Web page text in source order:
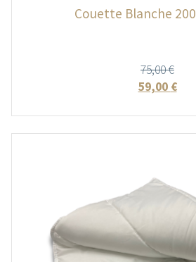
Couette Blanche
75,00€
59,00 €